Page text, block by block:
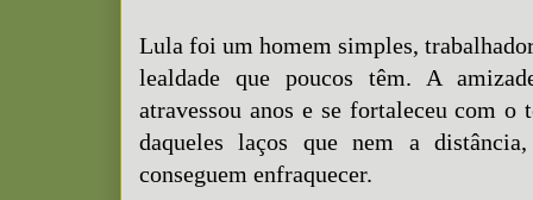
Lula foi um homem simples,
lealdade que poucos têm. A
atravessou anos e se fortaleceu com o
daqueles laços que nem a
conseguem enfraquecer.